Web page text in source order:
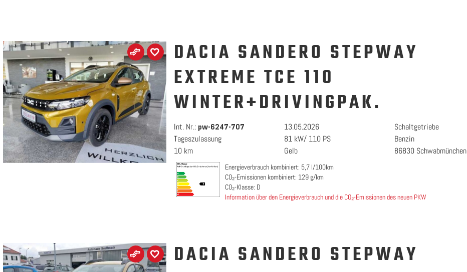
DACIA SANDERO STEPWAY
EXTREME TCE 110
WINTER+DRIVINGPAK.
Int. Nr.: pw-6247-707
Tageszulassung
10 km
13.05.2026
81 kW/ 110 PS
Gelb
Schaltgetriebe
Benzin
86830 Schwabmünchen
Energieverbrauch kombiniert: 5,7 l/100km
CO₂-Emissionen kombiniert: 129 g/km
CO₂-Klasse: D
Information über den Energieverbrauch und die CO₂-Emissionen des neuen PKW
DACIA SANDERO STEPWAY